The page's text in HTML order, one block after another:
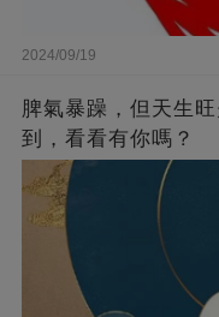
2024/09/19
脾氣暴躁，但天生
到，看看有你嗎？